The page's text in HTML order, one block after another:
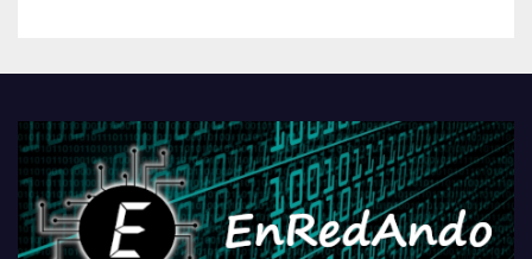
PlayStationeko bideojoko